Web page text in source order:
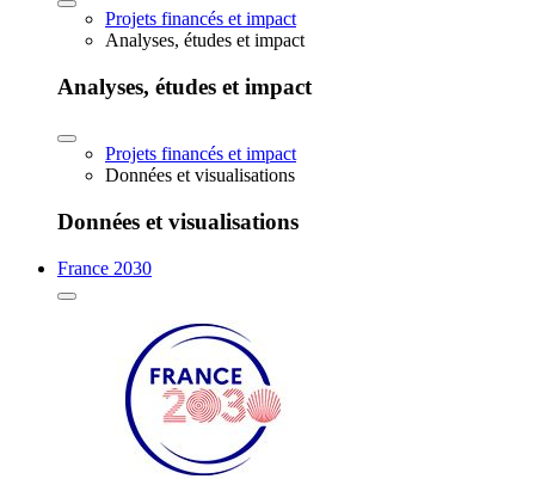
Projets financés et impact
Analyses, études et impact
Analyses, études et impact
Projets financés et impact
Données et visualisations
Données et visualisations
France 2030